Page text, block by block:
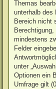
Themas
unterhalb des
Bereich nicht
mindestens
Felder
unter
Optionen ein
Umfrage gilt